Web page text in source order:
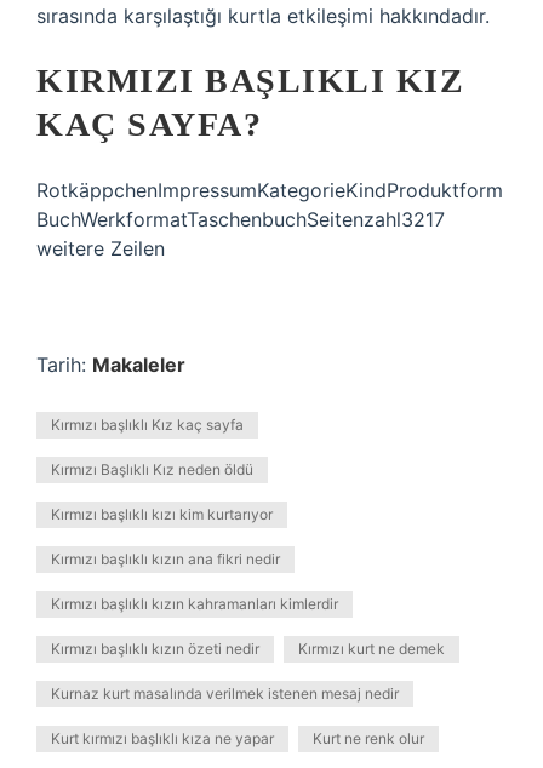
sırasında karşılaştığı kurtla etkileşimi hakkındadır.
KIRMIZI BAŞLIKLI KIZ
KAÇ SAYFA?
RotkäppchenImpressumKategorieKindProduktform
BuchWerkformatTaschenbuchSeitenzahl3217
weitere Zeilen
Tarih: Makaleler
Kırmızı başlıklı Kız kaç sayfa
Kırmızı Başlıklı Kız neden öldü
Kırmızı başlıklı kızı kim kurtarıyor
Kırmızı başlıklı kızın ana fikri nedir
Kırmızı başlıklı kızın kahramanları kimlerdir
Kırmızı başlıklı kızın özeti nedir Kırmızı kurt ne demek
Kurnaz kurt masalında verilmek istenen mesaj nedir
Kurt kırmızı başlıklı kıza ne yapar Kurt ne renk olur